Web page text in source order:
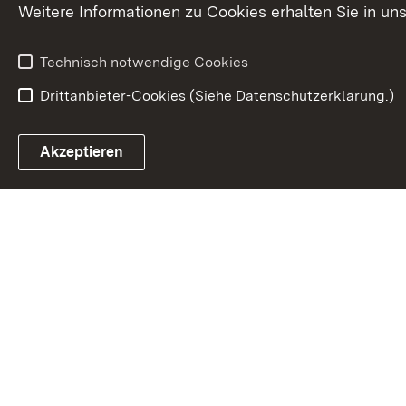
Weitere Informationen zu Cookies erhalten Sie in
Technisch notwendige Cookies
Drittanbieter-Cookies (Siehe Datenschutzerklärung.)
Akzeptieren